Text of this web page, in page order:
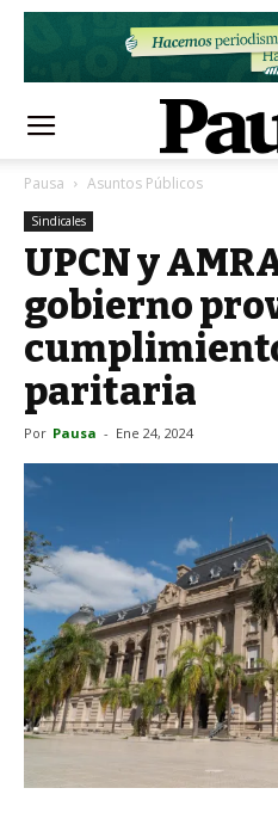
Pausa Asuntos Públicos
Sindicales
UPCN y
gobierno
paritaria
Por Pausa - Ene 24, 2024